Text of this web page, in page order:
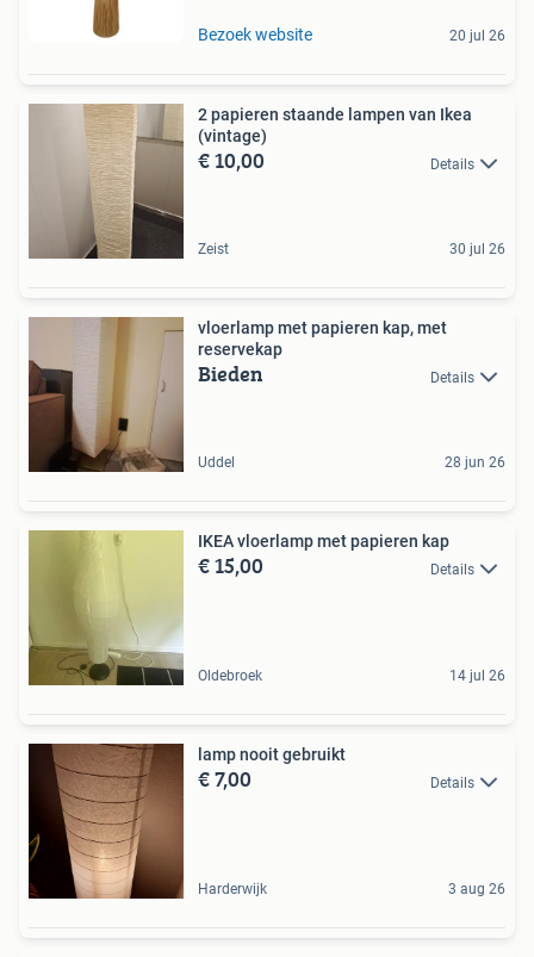
Bezoek website 20 jul 26
2 papieren staande lampen van Ikea
(vintage)
€ 10,00 Details
Zeist 30 jul 26
vloerlamp met papieren kap, met
reservekap
Bieden Details
Uddel 28 jun 26
IKEA vloerlamp met papieren kap
€ 15,00 Details
Oldebroek 14 jul 26
lamp nooit gebruikt
€ 7,00 Details
Harderwijk 3 aug 26